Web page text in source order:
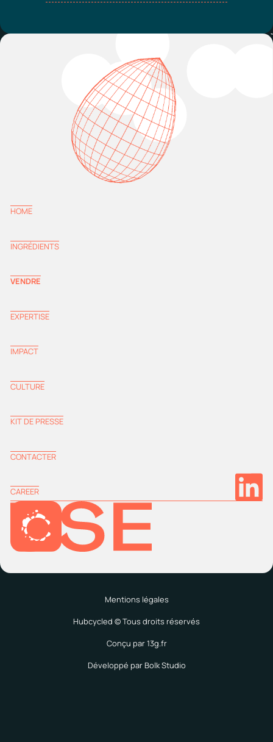
HOME
INGRÉDIENTS
VENDRE
EXPERTISE
IMPACT
CULTURE
KIT DE PRESSE
CONTACTER
CAREER
Mentions légales
Hubcycled © Tous droits réservés
Conçu par 13g.fr
Développé par Bolk Studio